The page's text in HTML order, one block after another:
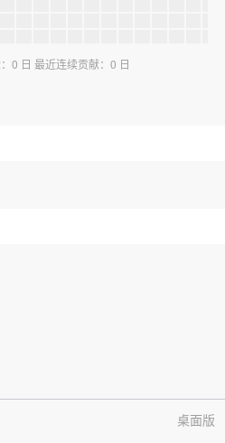
0 日 最近连续贡献：0 日
桌面版